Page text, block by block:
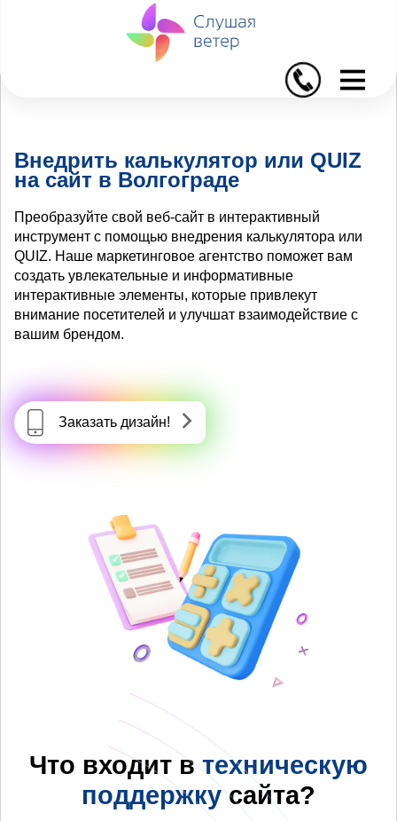
I
Внедрить калькулятор или QUIZ
на сайт в Волгограде
Преобразуйте свой веб-сайт в интерактивный
инструмент с помощью внедрения калькулятора или
QUIZ. Наше маркетинговое агентство поможет вам
создать увлекательные и информативные
интерактивные элементы, которые привлекут
внимание посетителей и улучшат взаимодействие с
вашим брендом.
Заказать дизайн!
Что входит в техническую
поддержку сайта?